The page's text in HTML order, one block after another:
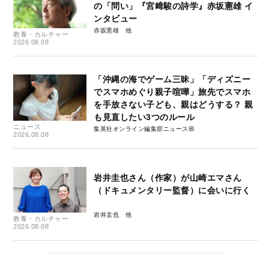
教養・カルチャー
2026.08.08
の「問い」『宮﨑駿の詩学』赤坂憲雄 イ
ンタビュー
赤坂憲雄
ニュース
2026.08.08
「沖縄の海でゲーム三昧」「ディズニー
でスマホめぐり親子喧嘩」旅先でスマホ
を手放さない子ども、親はどうする？ 親
も見直したい3つのルール
集英社オンライン編集部ニュース班
教養・カルチャー
2026.08.08
岩井圭也さん（作家）が山崎エマさん
（ドキュメンタリー監督）に会いに行く
岩井圭也